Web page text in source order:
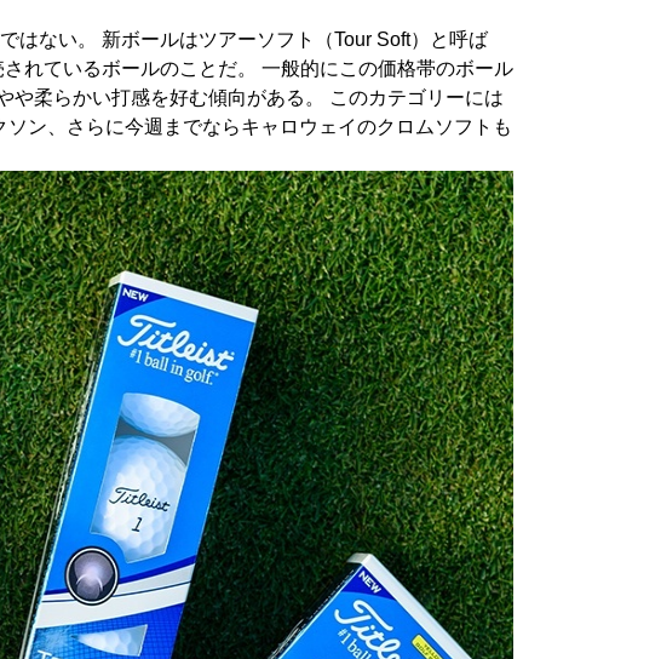
はない。 新ボールはツアーソフト（Tour Soft）と呼ば
れているボールのことだ。 一般的にこの価格帯のボール
柔らかい打感を好む傾向がある。 このカテゴリーには
ン、さらに今週までならキャロウェイのクロムソフトも